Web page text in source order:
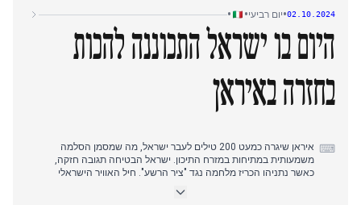
המתקפה האיראנית סימנה הסלמה משמעותית בסכסוך המתמשך
במזרח התיכון, והפכה עימותים מקומיים לעימות ישיר בין כוחות אזוריים.
התגובות הבינלאומיות היו מהירות, כאשר ארה"ב הבטיחה תמיכה בהגנת
ישראל.
02.10.2024
•יום רביעי•
•
היום בו ישראל התכוננה להכות
בחזרה באיראן
⌨
איראן שיגרה כמעט 200 טילים לעבר ישראל, מה שמסמן הסלמה
משמעותית במתיחות במזרח התיכון. ישראל הבטיחה תגובה חזקה,
כאשר נתניהו הכריז מלחמה נגד "ציר הרשע". חיל האוויר הישראלי
באיראן. לאורך היום, העימותים עם חיזבאללה בדרום לבנון התעצמו,